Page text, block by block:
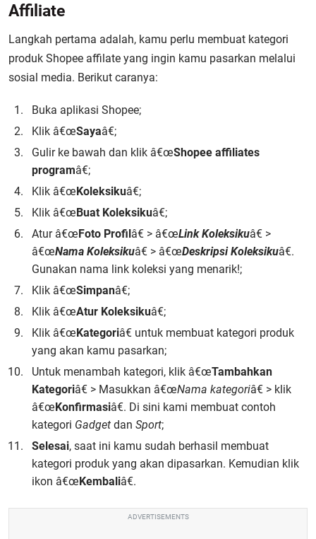
Affiliate
Langkah pertama adalah, kamu perlu membuat kategori
produk Shopee affilate yang ingin kamu pasarkan melalui
sosial media. Berikut caranya:
Buka aplikasi Shopee;
Klik â€œSayaâ€;
Gulir ke bawah dan klik â€œShopee affiliates
programâ€;
Klik â€œKoleksikuâ€;
Klik â€œBuat Koleksikuâ€;
Atur â€œFoto Profilâ€ > â€œLink Koleksikuâ€ >
â€œNama Koleksikuâ€ > â€œDeskripsi Koleksikuâ€.
Gunakan nama link koleksi yang menarik!;
Klik â€œSimpanâ€;
Klik â€œAtur Koleksikuâ€;
Klik â€œKategoriâ€ untuk membuat kategori produk
yang akan kamu pasarkan;
Untuk menambah kategori, klik â€œTambahkan
Kategoriâ€ > Masukkan â€œNama kategoriâ€ > klik
â€œKonfirmasiâ€. Di sini kami membuat contoh
kategori Gadget dan Sport;
Selesai, saat ini kamu sudah berhasil membuat
kategori produk yang akan dipasarkan. Kemudian klik
ikon â€œKembaliâ€.
ADVERTISEMENTS